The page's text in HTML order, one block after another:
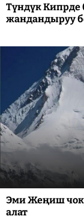
Түндүк
жандандыруу
Эми Жеңиш
алат